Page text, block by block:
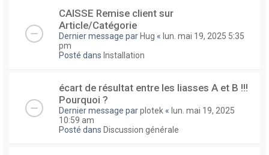
CAISSE Remise client sur
Article/Catégorie
Dernier message par Hug « lun. mai 19, 2025 5:35
pm
Posté dans Installation
écart de résultat entre les liasses A et B !!!
Pourquoi ?
Dernier message parplotek « lun. mai 19, 2025
10:59 am
Posté dans Discussion générale